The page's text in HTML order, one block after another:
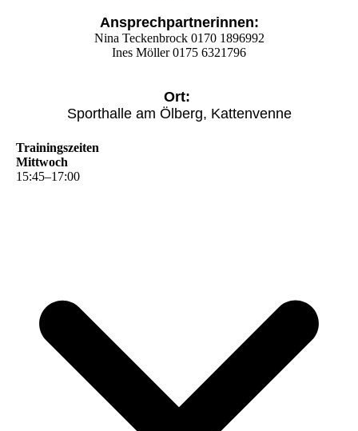
Ansprechpartnerinnen:
Nina Teckenbrock 0170 1896992
Ines Möller 0175 6321796
Ort:
Sporthalle am Ölberg, Kattenvenne
Trainingszeiten
Mittwoch
15:45–17:00